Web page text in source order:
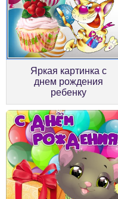
Яркая картинка с
днем рождения
ребенку